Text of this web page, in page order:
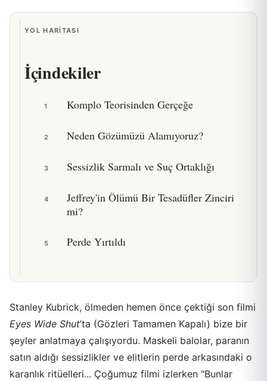
YOL HARITASI
İçindekiler
1 Komplo Teorisinden Gerçeğe
2 Neden Gözümüzü Alamıyoruz?
3 Sessizlik Sarmalı ve Suç Ortaklığı
4
Jeffrey'in Ölümü Bir Tesadüfler Zinciri
mi?
5 Perde Yırtıldı
Stanley Kubrick, ölmeden hemen önce çektiği son filmi
Eyes Wide Shut’ta (Gözleri Tamamen Kapalı) bize bir
şeyler anlatmaya çalışıyordu. Maskeli balolar, paranın
satın aldığı sessizlikler ve elitlerin perde arkasındaki o
karanlık ritüelleri... Çoğumuz filmi izlerken "Bunlar